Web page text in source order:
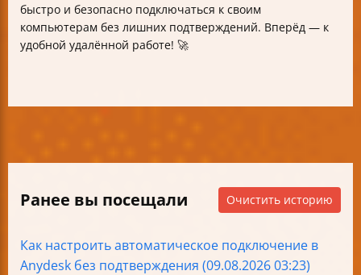
быстро и безопасно подключаться к своим
компьютерам без лишних подтверждений. Вперёд — к
удобной удалённой работе! 🚀
Ранее вы посещали Очистить историю
Как настроить автоматическое подключение в
Anydesk без подтверждения (09.08.2026 03:23)